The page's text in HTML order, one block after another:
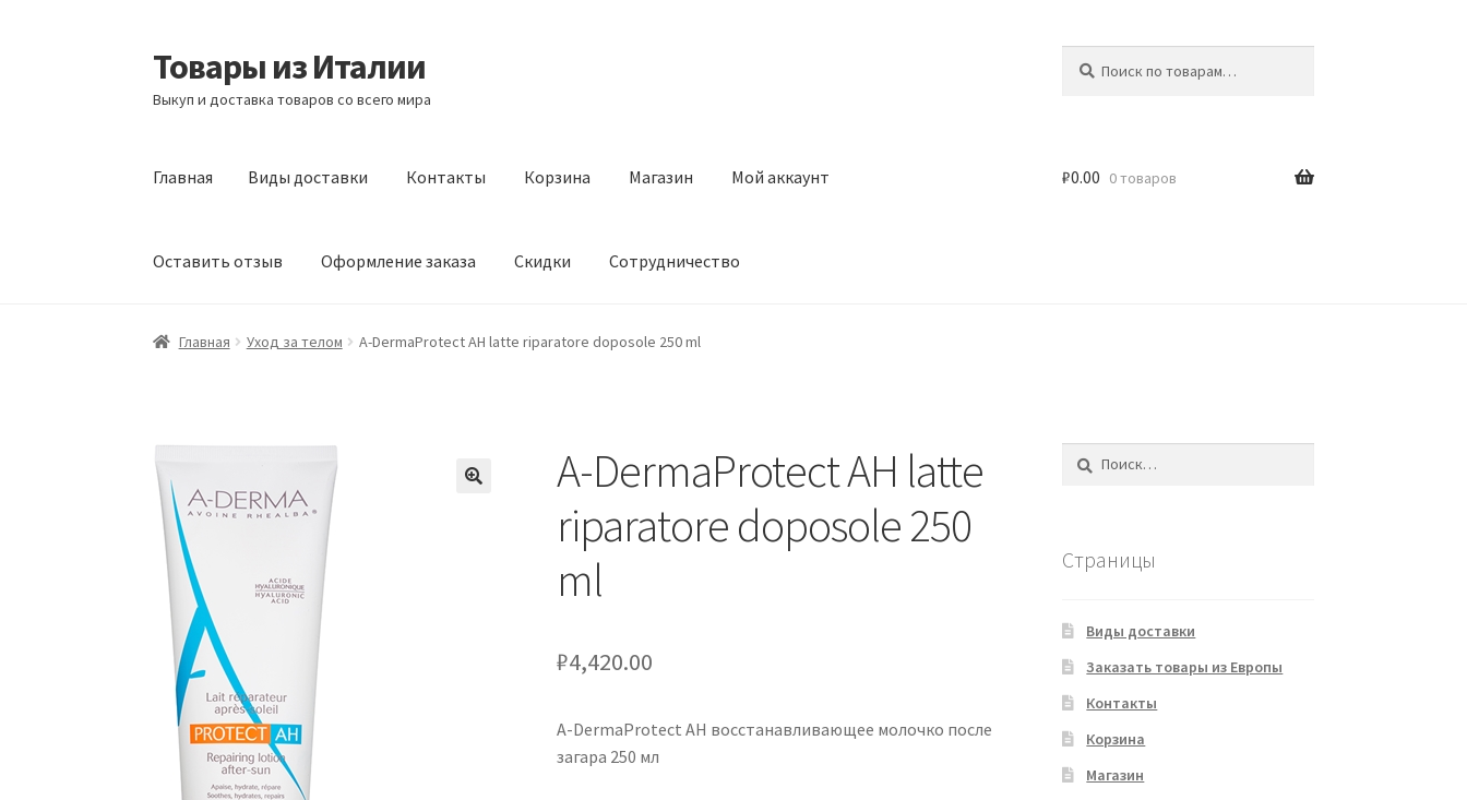
Перейти
к
навигации
Перейти
к
содержимому
Товары из Италии
Выкуп и доставка товаров со всего мира
Главная Виды доставки Контакты Корзина Магазин Мой аккаунт
Оставить отзыв Оформление заказа Скидки Сотрудничество
Главная Виды доставки КонтактыКорзина Магазин Мой аккаунт Оставить отзыв
₽0.00 0 товаров
Главная Уход за телом A-DermaProtect AH latte riparatore doposole 250 ml
A-DermaProtect AH latte
riparatore doposole 250
ml
₽4,420.00
A-DermaProtect AH восстанавливающее молочко после
загара 250 мл
Страницы
Виды доставки
Заказать товары из Европы
Контакты
Корзина
Магазин